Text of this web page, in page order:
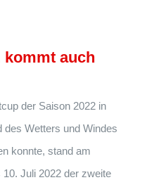
kommt auch
der Saison 2022 in
des Wetters und Windes
konnte, stand am
Juli 2022 der zweite